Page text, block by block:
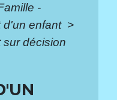
-
d'un enfant >
décision